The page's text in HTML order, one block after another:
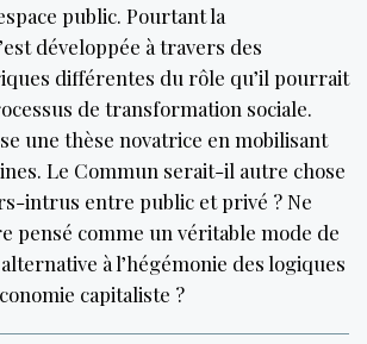
public. Pourtant la
développée à travers des
différentes du rôle qu’il pourrait
de transformation sociale.
une thèse novatrice en mobilisant
Le Commun serait-il autre chose
intrus entre public et privé ? Ne
pensé comme un véritable mode de
à l’hégémonie des logiques
capitaliste ?